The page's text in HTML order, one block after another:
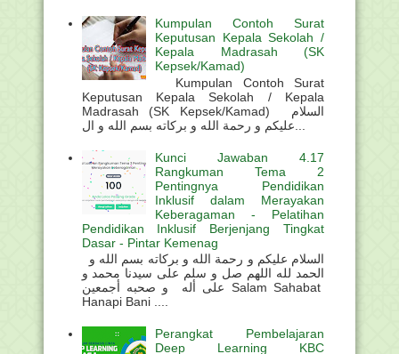
Kumpulan Contoh Surat
Keputusan Kepala Sekolah /
Kepala Madrasah (SK
Kepsek/Kamad)
Kumpulan Contoh Surat
Keputusan Kepala Sekolah / Kepala
Madrasah (SK Kepsek/Kamad) السلام
Kunci Jawaban 4.17
Rangkuman Tema 2
Pentingnya Pendidikan
Inklusif dalam Merayakan
Keberagaman - Pelatihan
Pendidikan Inklusif Berjenjang Tingkat
Dasar - Pintar Kemenag
الحمد لله اللهم صل و سلم على سيدنا محمد و
على أله و صحبه أجمعين Salam Sahabat
Hanapi Bani ....
Perangkat Pembelajaran
Deep Learning KBC